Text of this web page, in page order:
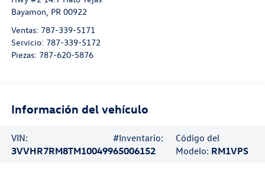
Bayamon, PR 00922
Ventas: 787-339-5171
Servicio: 787-339-5172
Piezas: 787-620-5876
Información del vehículo
VIN:
3VVHR7RM8TM100499
#Inventario:
65006152
Código del
Modelo: RM1VPS